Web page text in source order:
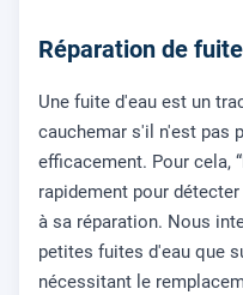
Réparation de
Une fuite d'eau est un
cauchemar s'il n'est pas
efficacement. Pour cela,
rapidement pour
à sa réparation. Nous
petites fuites d'eau que
nécessitant le